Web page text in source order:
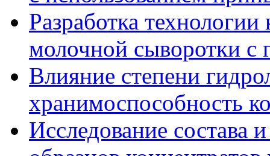
Разработка
молочной сыворотки с
Влияние степени
хранимоспособность
Исследование состава